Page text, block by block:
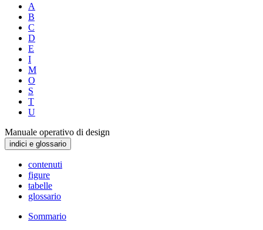
A
B
C
D
E
I
M
O
S
T
U
Manuale operativo di design
indici e glossario
contenuti
figure
tabelle
glossario
Sommario